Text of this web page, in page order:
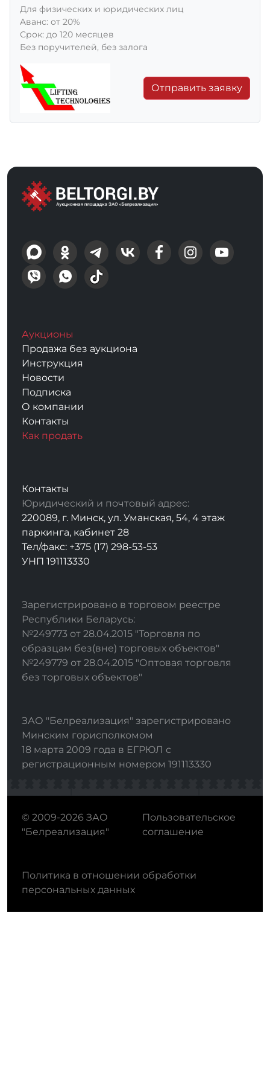
Для физических и юридических лиц
Aванс: от 20%
Срок: до 120 месяцев
Без поручителей, без залога
Отправить заявку
Аукционы
Продажа без аукциона
Инструкция
Новости
Подписка
О компании
Контакты
Как продать
Контакты
Юридический и почтовый адрес:
220089, г. Минск, ул. Уманская, 54, 4 этаж
паркинга, кабинет 28
Тел/факс: +375 (17) 298-53-53
УНП 191113330
Зарегистрировано в торговом реестре
Республики Беларусь:
№249773 от 28.04.2015 "Торговля по
образцам без(вне) торговых объектов"
№249779 от 28.04.2015 "Оптовая торговля
без торговых объектов"
ЗАО "Белреализация" зарегистрировано
Минским горисполкомом
18 марта 2009 года в ЕГРЮЛ с
регистрационным номером 191113330
© 2009-2026 ЗАО
"Белреализация"
Пользовательское
соглашение
Политика в отношении обработки
персональных данных